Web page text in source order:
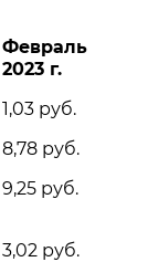
Февраль
2023 г.
1,03 руб.
8,78 руб.
9,25 руб.
3,02 руб.